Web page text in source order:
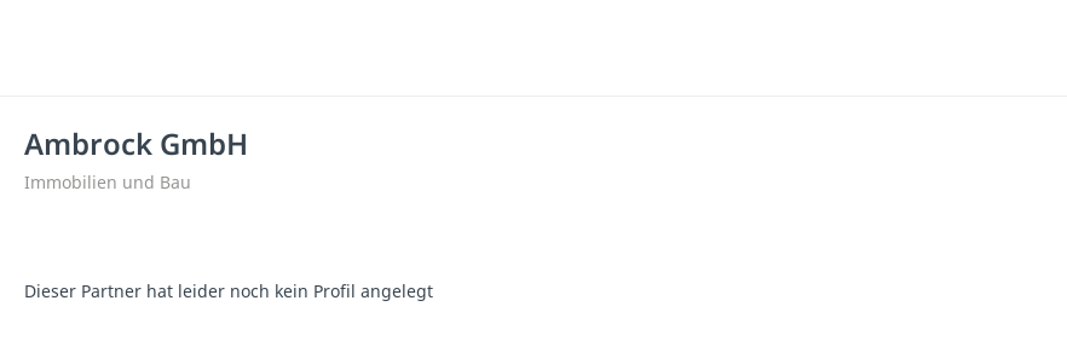
Ambrock GmbH
Immobilien und Bau
Dieser Partner hat leider noch kein Profil angelegt